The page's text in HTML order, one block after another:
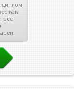
диплом
как
все